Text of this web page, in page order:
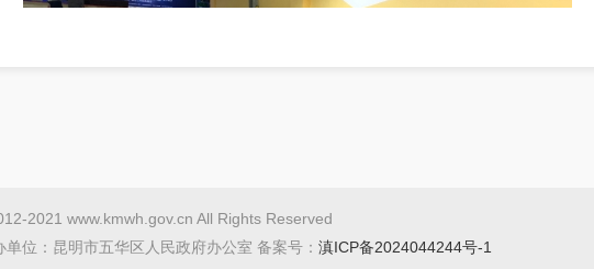
2021 www.kmwh.gov.cn All Rights Reserved
位：昆明市五华区人民政府办公室 备案号： 滇ICP备2024044244号-1